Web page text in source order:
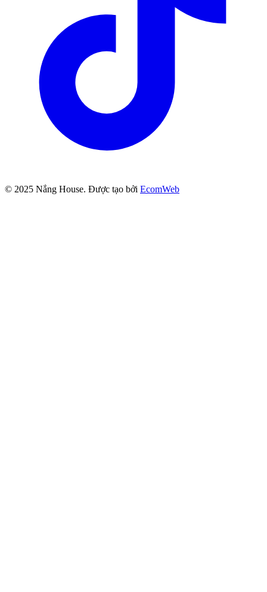
© 2025 Nắng House. Được tạo bởi EcomWeb